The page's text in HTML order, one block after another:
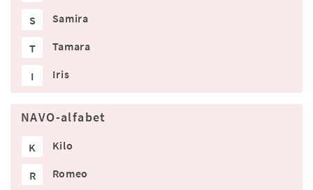
S Samira
T Tamara
I Iris
NAVO-alfabet
K Kilo
R Romeo